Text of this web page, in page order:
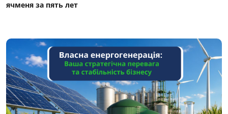
ячменя за пять лет